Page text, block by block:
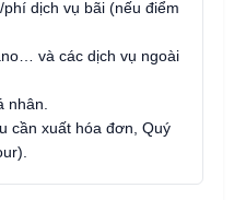
dịch vụ bãi (nếu điểm
và các dịch vụ ngoài
nhân.
cần xuất hóa đơn, Quý